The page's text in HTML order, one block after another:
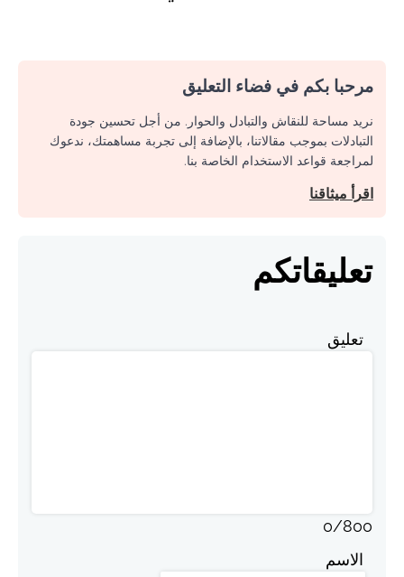
مرحبا بكم في فضاء التعليق
نريد مساحة للنقاش والتبادل والحوار. من أجل تحسين جودة
التبادلات بموجب مقالاتنا، بالإضافة إلى تجربة مساهمتك، ندعوك
لمراجعة قواعد الاستخدام الخاصة بنا.
اقرأ ميثاقنا
تعليقاتكم
تعليق
0/800
الاسم